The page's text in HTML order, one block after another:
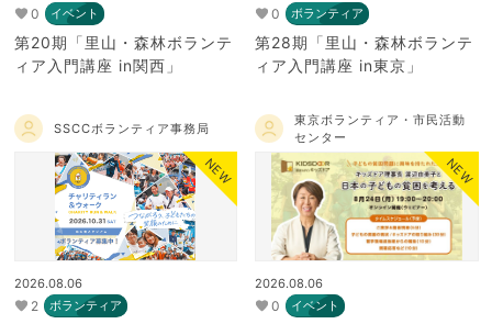
0 イベント
第20期「里山・森林ボランテ
ィア入門講座 in関西」
0 ボランティア
第28期「里山・森林ボランテ
ィア入門講座 in東京」
SSCCボランティア事務局
NEW
2026.08.06
2 ボランティア
東京ボランティア・市民活動
センター
NEW
2026.08.06
0 イベント